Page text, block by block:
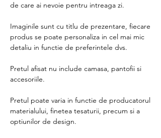
de care ai nevoie pentru intreaga zi.
Imaginile sunt cu titlu de prezentare, fiecare
produs se poate personaliza in cel mai mic
detaliu in functie de preferintele dvs.
Pretul afisat nu include camasa, pantofii si
accesoriile.
Pretul poate varia in functie de producatorul
materialului, finetea tesaturii, precum si a
optiunilor de design.